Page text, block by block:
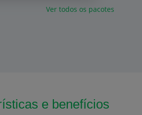
Ver todos os pacotes
e benefícios